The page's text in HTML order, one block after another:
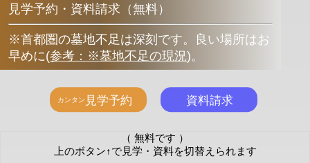
見学予約・資料請求（無料）
※首都圏の墓地不足は深刻です。良い場所はお
早めに(参考：※墓地不足の現況)。
（ 無料です ）
上のボタン↑で見学・資料を切替えられます